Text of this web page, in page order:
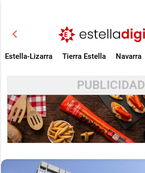
chevron_left
Estella-Lizarra Tierra Estella Navarra
PUBLICIDAD